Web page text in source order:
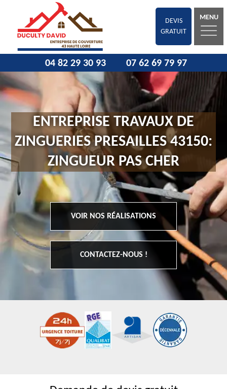
DEVIS
GRATUIT
MENU
04 82 29 30 93 07 62 69 79 97
ENTREPRISE TRAVAUX DE
ZINGUERIES PRESAILLES 43150:
ZINGUEUR PAS CHER
VOIR NOS RÉALISATIONS
CONTACTEZ-NOUS !